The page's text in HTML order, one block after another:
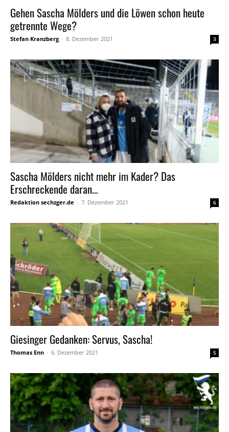
Gehen Sascha Mölders und die Löwen schon heute
getrennte Wege?
Stefan Kranzberg - 8. Dezember 2021 3
Sascha Mölders nicht mehr im Kader? Das
Erschreckende daran…
Redaktion sechzger.de - 7. Dezember 2021 6
Giesinger Gedanken: Servus, Sascha!
Thomas Enn - 6. Dezember 2021 5